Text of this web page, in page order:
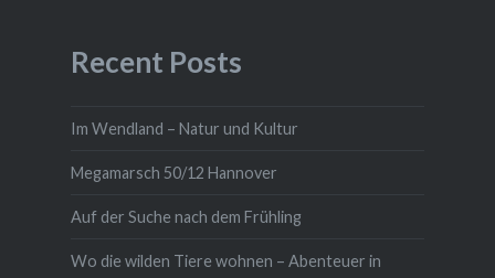
Recent Posts
Im Wendland – Natur und Kultur
Megamarsch 50/12 Hannover
Auf der Suche nach dem Frühling
Wo die wilden Tiere wohnen – Abenteuer in